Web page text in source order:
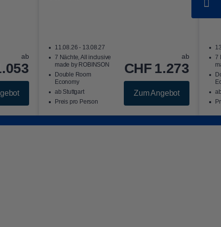
ab
11.08.26 - 13.08.27
7 Nächte, All inclusive
made by ROBINSON
Double Room
Economy
ab Stuttgart
Preis pro Person
ab
CHF 1.273
Zum Angebot
7